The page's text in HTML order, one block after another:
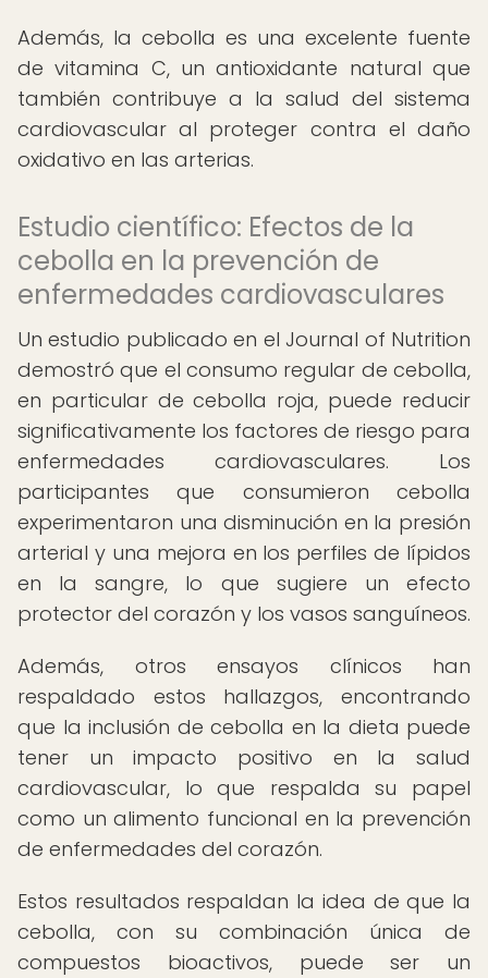
Además, la cebolla es una excelente fuente
de vitamina C, un antioxidante natural que
también contribuye a la salud del sistema
cardiovascular al proteger contra el daño
oxidativo en las arterias.
Estudio científico: Efectos de la
cebolla en la prevención de
enfermedades cardiovasculares
Un estudio publicado en el Journal of Nutrition
demostró que el consumo regular de cebolla,
en particular de cebolla roja, puede reducir
significativamente los factores de riesgo para
enfermedades cardiovasculares. Los
participantes que consumieron cebolla
experimentaron una disminución en la presión
arterial y una mejora en los perfiles de lípidos
en la sangre, lo que sugiere un efecto
protector del corazón y los vasos sanguíneos.
Además, otros ensayos clínicos han
respaldado estos hallazgos, encontrando
que la inclusión de cebolla en la dieta puede
tener un impacto positivo en la salud
cardiovascular, lo que respalda su papel
como un alimento funcional en la prevención
de enfermedades del corazón.
Estos resultados respaldan la idea de que la
cebolla, con su combinación única de
compuestos bioactivos, puede ser un